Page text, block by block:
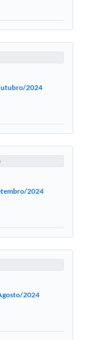
2024
2024
2024